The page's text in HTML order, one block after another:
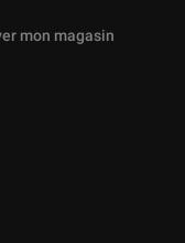
être proposées
mon magasin